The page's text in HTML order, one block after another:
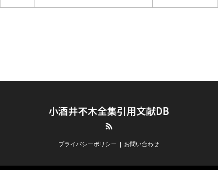
小酒井不木全集引用文献DB
プライバシーポリシー お問い合わせ